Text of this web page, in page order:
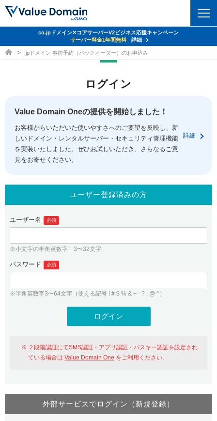
ドメイントップ
ドメイン移管
ドメイン価格一覧
ドメイン一括検索
.jpドメインオークション
gTLDオークション NEW!
.jpドメインバックオーダー
プレミアムドメイン
人気ドメインの種類
WHOIS検索
コアサーバー
バリューサーバー
XREA
セキュリティトップ
Value Domain ネットde診断
SSL証明書
サービストップ
お得意様割引
紹介制度
バリュードメインAPI
ドメイン・ホスティングOEM
facebook
ログイン
従来のバリュードメインをご利用希望の方
Value Domainにログイン
おすすめ One レンタルサーバーを含む最新の機能を使う方
Value Domain Oneにログイン
ユーザー登録
co.jpドメイン✕コアサーバーV2ビジネス応援キャンペーン
サーバー料金1年間無料
詳細
ドメイン取得ならバリュードメイン
.jpドメイン 事前予約（バックオーダー）のお申込み
ログイン
Value Domain Oneの提供を開始しました！
お客様からいただいた使いやすさへのご要望を反映し、新
しいドメイン・レンタルサーバー・セキュリティ管理機能
を実装いたしました。ぜひお試しいただき、さらなるご意
見をお寄せください。
詳細
ユーザー登録済みの方
ユーザー名 必須
※小文字の半角英数字 3〜32文字
パスワード 必須
※半角英数字3〜64文字（使える記号 ! # $ % & + - ? . @ ^）
２段階認証にてSMS認証・アプリ認証・パスキー認証を設定され
ている場合はValue Domain One をご利用ください。
外部サービスでログイン（新規登録）